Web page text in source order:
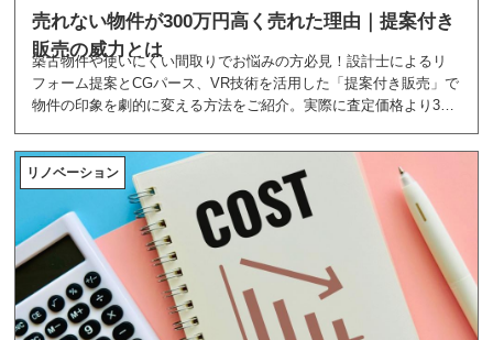
売れない物件が300万円高く売れた理由｜提案付き
販売の威力とは
築古物件や使いにくい間取りでお悩みの方必見！設計士によるリ
フォーム提案とCGパース、VR技術を活用した「提案付き販売」で
物件の印象を劇的に変える方法をご紹介。実際に査定価格より300
「RenovalueX」について詳しく解説します。
リノベーション